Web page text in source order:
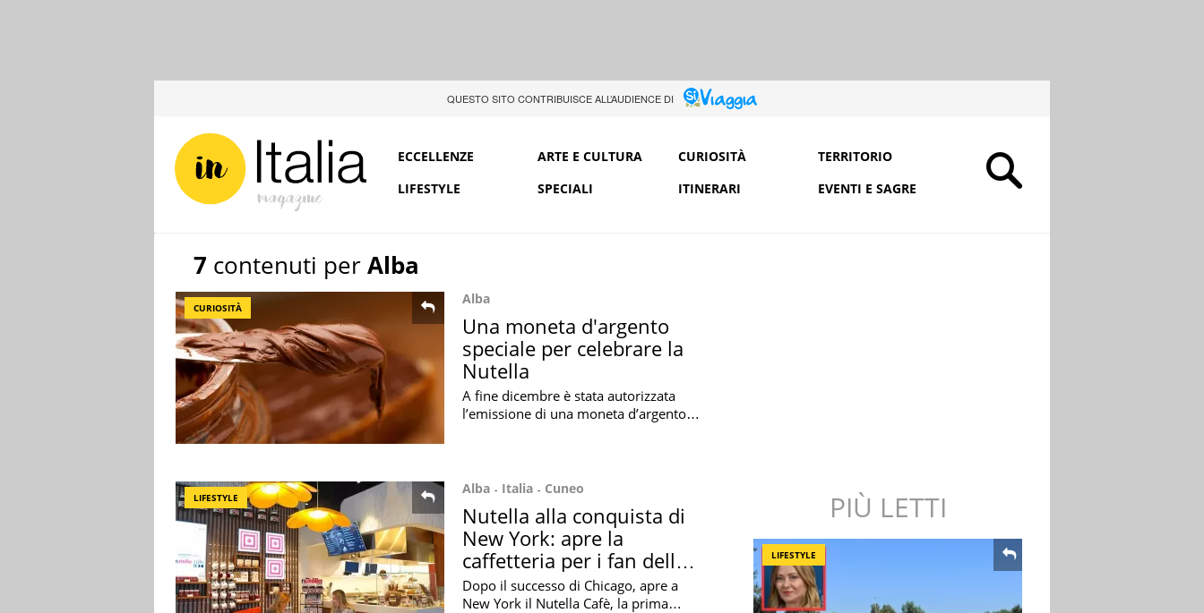
QUESTO SITO CONTRIBUISCE ALL’AUDIENCE DI
ECCELLENZE ARTE E CULTURA CURIOSITÀ
TERRITORIO
LIFESTYLE
SPECIALI ITINERARI EVENTI E SAGRE
7 contenuti perAlba
CURIOSITÀ
Alba
Una moneta d'argento
speciale per celebrare la
Nutella
A fine dicembre è stata autorizzata
l’emissione di una moneta d’argento
LIFESTYLE
Alba Italia Cuneo
Nutella alla conquista di
New York: apre la
caffetteria per i fan della
crema piemontese
Dopo il successo di Chicago, apre a
New York il Nutella Cafè, la prima
PIÙ LETTI
LIFESTYLE